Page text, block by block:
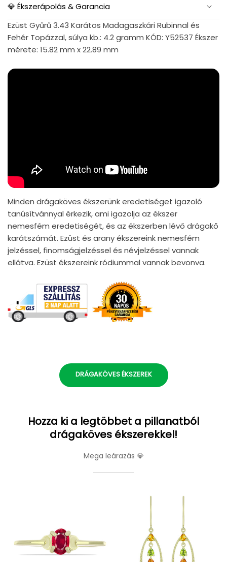
💎 Ékszerápolás & Garancia
Ezüst Gyűrű 3.43 Karátos Madagaszkári Rubinnal és
Fehér Topázzal, súlya kb.: 4.2 gramm KÓD: Y52537 Ékszer
mérete: 15.82 mm x 22.89 mm
Minden drágaköves ékszerünk eredetiséget igazoló
tanúsítvánnyal érkezik, ami igazolja az ékszer
nemesfém eredetiségét, és az ékszerben lévő drágakő
karátszámát. Ezüst és arany ékszereink nemesfém
jelzéssel, finomságjelzéssel és névjelzéssel vannak
ellátva. Ezüst ékszereink ródiummal vannak bevonva.
DRÁGAKÖVES ÉKSZEREK
Hozza ki a legtöbbet a pillanatból
drágaköves ékszerekkel!
Mega leárazás 💎